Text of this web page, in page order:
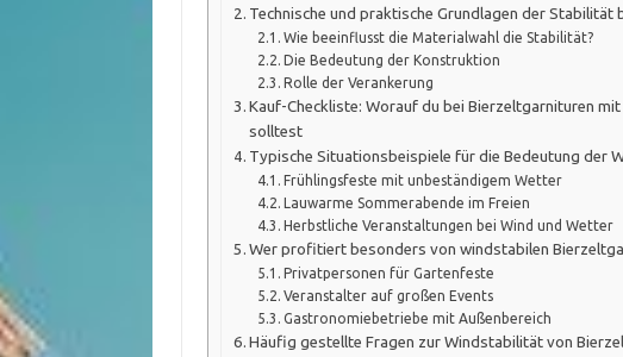
Technische und praktische Grundlagen der Stabilität
Wie beeinflusst die Materialwahl die Stabilität?
Die Bedeutung der Konstruktion
Rolle der Verankerung
Kauf-Checkliste: Worauf du bei Bierzeltgarnituren
solltest
Typische Situationsbeispiele für die Bedeutung der
Frühlingsfeste mit unbeständigem Wetter
Lauwarme Sommerabende im Freien
Herbstliche Veranstaltungen bei Wind und Wetter
Wer profitiert besonders von windstabilen
Privatpersonen für Gartenfeste
Veranstalter auf großen Events
Gastronomiebetriebe mit Außenbereich
Häufig gestellte Fragen zur Windstabilität von